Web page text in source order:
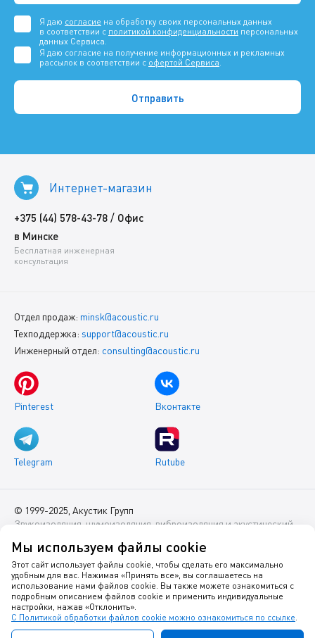
Я даю согласие на обработку своих персональных данных
в соответствии с политикой конфиденциальности персональных
данных Сервиса.
Я даю согласие на получение информационных и рекламных
рассылок в соответствии с офертой Сервиса.
Интернет-магазин
+375 (44) 578-43-78 / Офис
в Минске
Бесплатная инженерная
консультация
Отдел продаж: minsk@acoustic.ru
Техподдержка: support@acoustic.ru
Инженерный отдел: consulting@acoustic.ru
Pinterest Вконтакте
Telegram Rutube
© 1999-2025, Акустик Групп
Звукоизоляция, шумоизоляция, виброизоляция и акустический
Данный интернет-сайт носит исключительно информационный
характер и ни при каких условиях не является публичной
офертой.
Политика оператора в отношении обработки персональных
данных
Мы используем файлы cookie
Этот сайт использует файлы cookie, чтобы сделать его максимально
удобным для вас. Нажимая «Принять все», вы соглашаетесь на
использование нами файлов cookie. Вы также можете ознакомиться с
подробным описанием файлов cookie и применить индивидуальные
настройки, нажав «Отклонить».
С Политикой обработки файлов cookie можно ознакомиться по ссылке.